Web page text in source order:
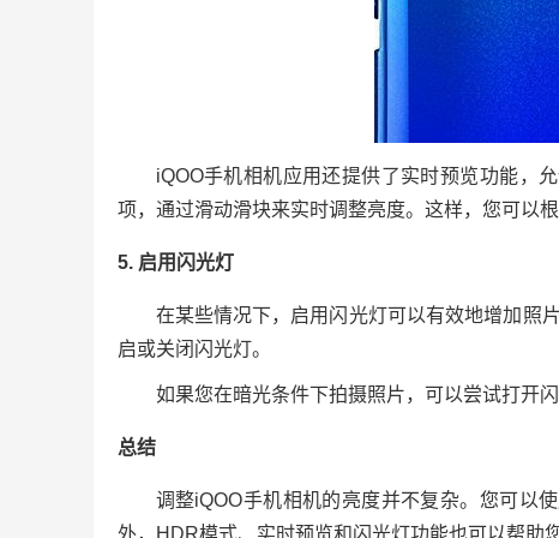
iQOO手机相机应用还提供了实时预览功能，
项，通过滑动滑块来实时调整亮度。这样，您可以
5. 启用闪光灯
在某些情况下，启用闪光灯可以有效地增加照
启或关闭闪光灯。
如果您在暗光条件下拍摄照片，可以尝试打开
总结
调整iQOO手机相机的亮度并不复杂。您可以
外，HDR模式、实时预览和闪光灯功能也可以帮助